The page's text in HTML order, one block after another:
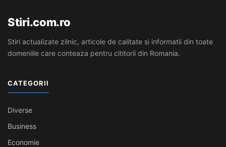
Stiri.com.ro
Stiri actualizate zilnic, articole de calitate si informatii din toate
domeniile care conteaza pentru cititorii din Romania.
CATEGORII
Diverse
Business
Economie